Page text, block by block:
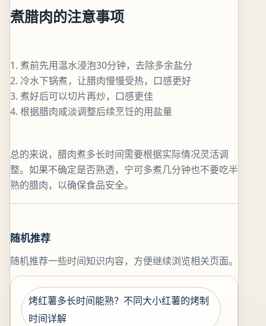
煮腊肉的注意事项
1. 煮前先用温水浸泡30分钟，去除多余盐分
2. 冷水下锅煮，让腊肉慢慢受热，口感更好
3. 煮好后可以切片再炒，口感更佳
4. 根据腊肉咸淡调整后续烹饪的用盐量
总的来说，腊肉煮多长时间需要根据实际情况灵活调
整。如果不确定是否熟透，宁可多煮几分钟也不要吃半
熟的腊肉，以确保食品安全。
随机推荐
随机推荐一些时间知识内容，方便继续浏览相关页面。
烤红薯多长时间能熟？不同大小红薯的烤制
时间详解